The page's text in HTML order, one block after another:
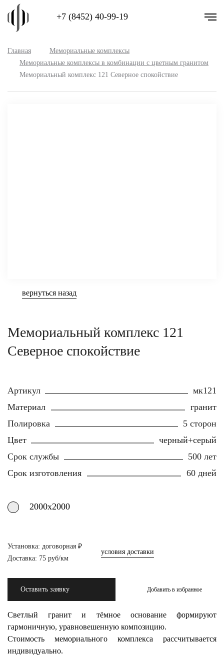
+7 (8452) 40-99-19
Главная
Мемориальные комплексы
Мемориальные комплексы в комбинации с цветным гранитом
Мемориальный комплекс 121 Северное спокойствие
вернуться назад
Мемориальный комплекс 121
Северное спокойствие
Артикул
мк121
Материал
гранит
Полировка
5 сторон
Цвет
черный+серый
Срок службы
500 лет
Срок изготовления
60 дней
2000х2000
Установка: договорная ₽
Доставка: 75 руб/км
условия доставки
Оставить заявку Добавить в избранное
Светлый гранит и тёмное основание формируют
гармоничную, уравновешенную композицию.
Стоимость мемориального комплекса рассчитывается
индивидуально.